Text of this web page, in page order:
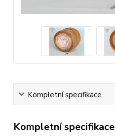
Kompletní specifikace
Kompletní specifikace